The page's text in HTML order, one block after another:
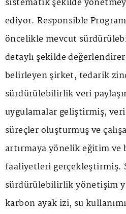
ediyor. Responsible
öncelikle mevcut
detaylı şekilde
belirleyen şirket, tedarik
sürdürülebilirlik veri
uygulamalar geliştirmiş,
süreçler oluşturmuş ve
artırmaya yönelik eğitim
faaliyetleri gerçekleştirmiş.
sürdürülebilirlik yönetişim
karbon ayak izi, su